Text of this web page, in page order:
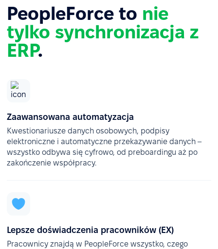
PeopleForce to nie
tylko synchronizacja z
ERP.
Zaawansowana automatyzacja
Kwestionariusze danych osobowych, podpisy
elektroniczne i automatyczne przekazywanie danych –
wszystko odbywa się cyfrowo, od preboardingu aż po
zakończenie współpracy.
Lepsze doświadczenia pracowników (EX)
Pracownicy znajdą w PeopleForce wszystko, czego